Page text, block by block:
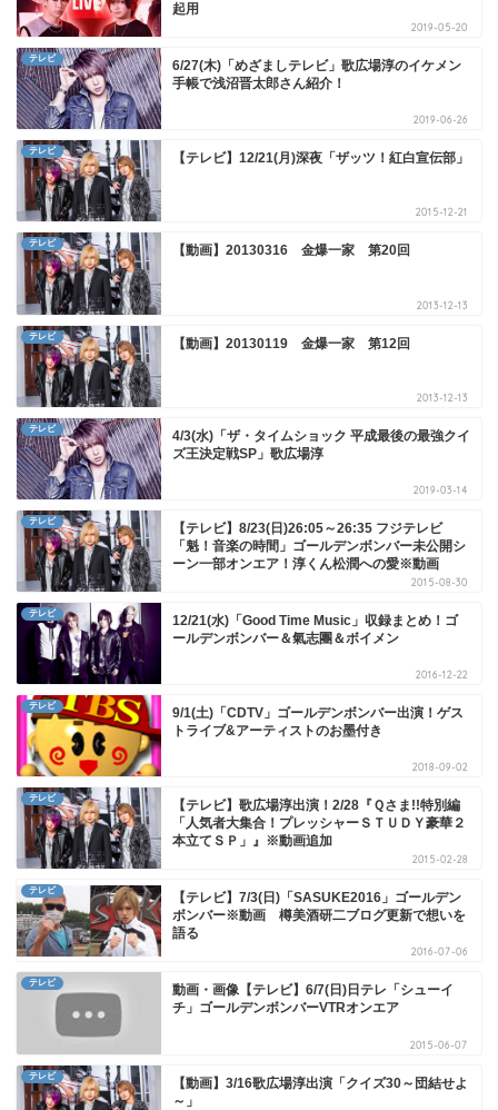
起用
2019-05-20
テレビ
6/27(木)「めざましテレビ」歌広場淳のイケメン
手帳で浅沼晋太郎さん紹介！
2019-06-26
テレビ 【テレビ】12/21(月)深夜「ザッツ！紅白宣伝部」
2015-12-21
テレビ 【動画】20130316 金爆一家 第20回
2013-12-13
テレビ 【動画】20130119 金爆一家 第12回
2013-12-13
テレビ
4/3(水)「ザ・タイムショック 平成最後の最強クイ
ズ王決定戦SP」歌広場淳
2019-03-14
テレビ
【テレビ】8/23(日)26:05～26:35 フジテレビ
「魁！音楽の時間」ゴールデンボンバー未公開シ
ーン一部オンエア！淳くん松潤への愛※動画
2015-08-30
テレビ
12/21(水)「Good Time Music」収録まとめ！ゴ
ールデンボンバー＆氣志團＆ボイメン
2016-12-22
テレビ
9/1(土)「CDTV」ゴールデンボンバー出演！ゲス
トライブ&アーティストのお墨付き
2018-09-02
テレビ
【テレビ】歌広場淳出演！2/28『Ｑさま!!特別編
「人気者大集合！プレッシャーＳＴＵＤＹ豪華２
本立てＳＰ」』※動画追加
2015-02-28
テレビ
【テレビ】7/3(日)「SASUKE2016」ゴールデン
ボンバー※動画 樽美酒研二ブログ更新で想いを
語る
2016-07-06
テレビ
動画・画像【テレビ】6/7(日)日テレ「シューイ
チ」ゴールデンボンバーVTRオンエア
2015-06-07
テレビ
【動画】3/16歌広場淳出演「クイズ30～団結せよ
～」